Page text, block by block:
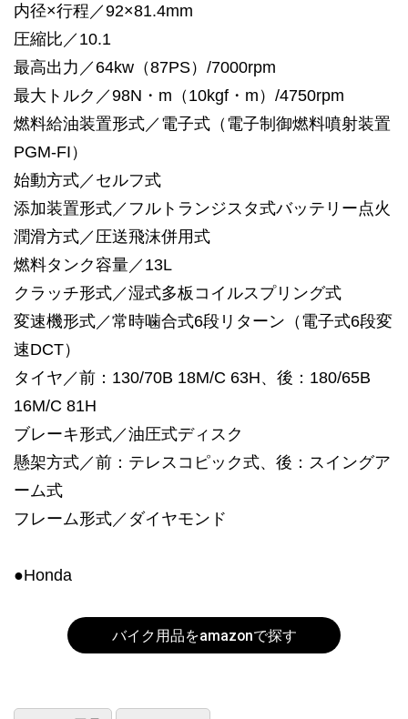
内径×行程／92×81.4mm
圧縮比／10.1
最高出力／64kw（87PS）/7000rpm
最大トルク／98N・m（10kgf・m）/4750rpm
燃料給油装置形式／電子式（電子制御燃料噴射装置
PGM-FI）
始動方式／セルフ式
添加装置形式／フルトランジスタ式バッテリー点火
潤滑方式／圧送飛沫併用式
燃料タンク容量／13L
クラッチ形式／湿式多板コイルスプリング式
変速機形式／常時噛合式6段リターン（電子式6段変
速DCT）
タイヤ／前：130/70B 18M/C 63H、後：180/65B
16M/C 81H
ブレーキ形式／油圧式ディスク
懸架方式／前：テレスコピック式、後：スイングア
ーム式
フレーム形式／ダイヤモンド
●Honda
バイク用品をamazonで探す